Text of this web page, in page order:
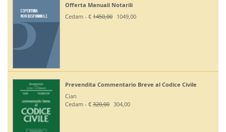
Offerta Manuali Notarili
Cedam - € 1450,00 1049,00
Prevendita Commentario Breve al Codice Civile
Cian
Cedam - € 320,00 304,00